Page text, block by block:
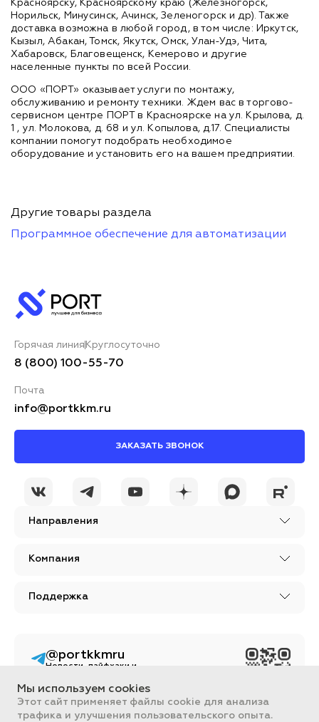
Красноярску, Красноярскому краю (Железногорск,
Норильск, Минусинск, Ачинск, Зеленогорск и др). Также
доставка возможна в любой город, в том числе: Иркутск,
Кызыл, Абакан, Томск, Якутск, Омск, Улан-Удэ, Чита,
Хабаровск, Благовещенск, Кемерово и другие
населенные пункты по всей России.
ООО «ПОРТ» оказывает услуги по монтажу,
обслуживанию и ремонту техники. Ждем вас в торгово-
сервисном центре ПОРТ в Красноярске на ул. Крылова, д.
1 , ул. Молокова, д. 68 и ул. Копылова, д.17. Специалисты
компании помогут подобрать необходимое
оборудование и установить его на вашем предприятии.
Другие товары раздела
Программное обеспечение для автоматизации
Направления
Компания
Поддержка
Горячая линия Круглосуточно
8 (800) 100-55-70
Почта
info@portkkm.ru
ЗАКАЗАТЬ ЗВОНОК
Вся информация, размещенная на сайте, носит ознакомительный
@portkkmru
Новости, лайфхаки и
контент PORT - бизнес
портал
Мы используем cookies
Этот сайт применяет файлы cookie для анализа
трафика и улучшения пользовательского опыта.